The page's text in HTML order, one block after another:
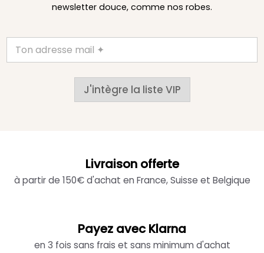
newsletter douce, comme nos robes.
J'intègre la liste VIP
Livraison offerte
à partir de 150€ d'achat en France, Suisse et Belgique
Payez avec Klarna
en 3 fois sans frais et sans minimum d'achat